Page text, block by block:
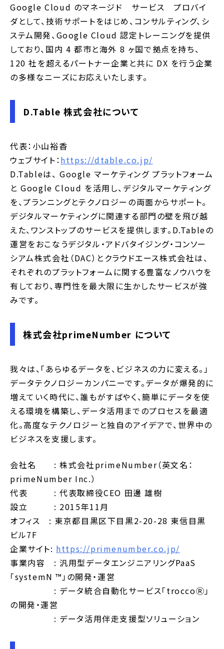
Google Cloud のマネージド サービス プロバイ
ダとして、技術サポートをはじめ、コンサルティング、シ
ステム開発、Google Cloud 認定トレーニングを提供
しており、国内 4 都市と海外 8 ヶ国で拠点を持ち、
120 社を超えるパートナー企業と共に DX を行う企業
の多様なニーズにお応えいたします。
D.Table 株式会社について
代表：小山裕香
ウェブサイト：https://dtable.co.jp/
D.Tableは、 Google マーケティング プラットフォーム
と Google Cloud を活用し、デジタルマーケティング
を、プランニングとテクノロジーの両面からサポート。
デジタルマーケティングに関連する部門の壁を飛び越
えた、ワンストップのサービスを提供します。D.Tableの
運営をおこなうデジタル・アドバタイジング・コンソー
シアム株式会社（DAC）とクラウドエース株式会社は、
それぞれのプラットフォームに関する豊富なノウハウを
有しており、専門性を最大限に生かしたサービスが強
みです。
株式会社primeNumber について
我々は、「あらゆるデータを、ビジネスの力に変える。」
データテクノロジーカンパニーです。データが爆発的に
増えていく時代に、誰もがすばやく、簡単にデータを使
える環境を構築し、データ活用までのプロセスを最適
化。高度なテクノロジーと独自のアイデアで、世界中の
ビジネスを支援します。
会社名 : 株式会社primeNumber（英文名：
primeNumber Inc.）
代表 : 代表取締役CEO 田邊 雄樹
設立 : 2015年11月
オフィス : 東京都目黒区下目黒2-20-28 東信目黒
ビル7F
企業サイト: https://primenumber.co.jp/
事業内容 : 汎用型データエンジニアリングPaaS
「systemN ™」の開発・運営
: データ統合自動化サービス「troccoⓇ」
の開発・運営
: データ活用伴走支援型ソリューション